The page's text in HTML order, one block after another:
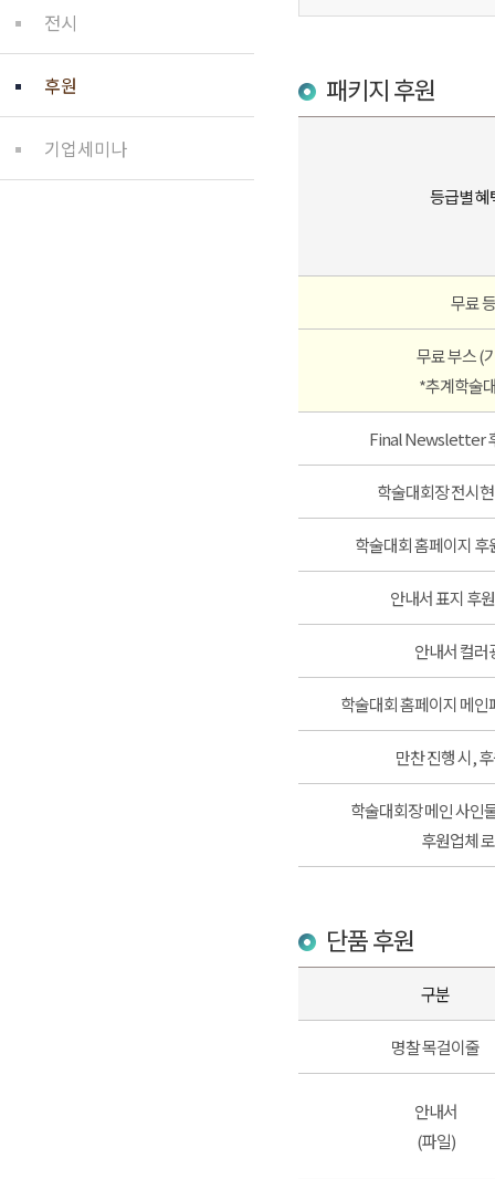
전시
후원
기업세미나
패키지 후원
등급별 혜
무료
무료 부스 (
*추계학술
Final Newsletter
학술대회장 전시
학술대회 홈페이지 후
안내서 표지 후
안내서 컬러
학술대회 홈페이지 메
만찬 진행 시,
학술대회장 메인 사
후원업체
단품 후원
구분
명찰 목걸이줄
안내서
(파일)